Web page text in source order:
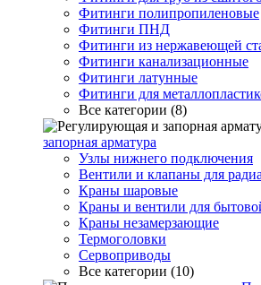
Фитинги полипропиленовые
Фитинги ПНД
Фитинги из нержавеющей
Фитинги канализационные
Фитинги латунные
Фитинги для
Все категории (8)
запорная арматура
Узлы нижнего подключения
Вентили и клапаны для
Краны шаровые
Краны и вентили для
Краны незамерзающие
Термоголовки
Сервоприводы
Все категории (10)